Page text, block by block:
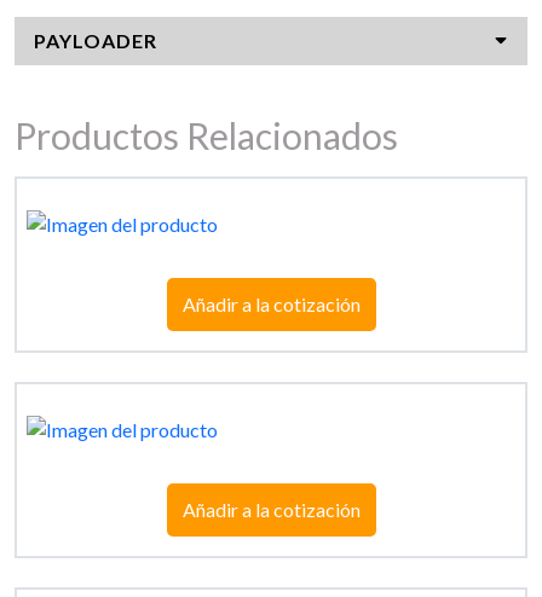
PAYLOADER
Productos Relacionados
Añadir a la cotización
Añadir a la cotización